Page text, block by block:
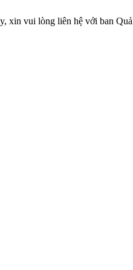
xin vui lòng liên hệ với ban